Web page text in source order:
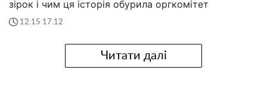
зірок і чим ця історія обурила оргкомітет
12:15 17.12
Читати далі